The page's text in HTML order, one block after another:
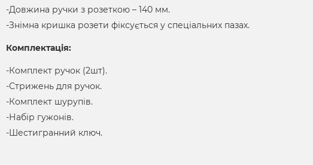
-Довжина ручки з розеткою – 140 мм.
-Знімна кришка розети фіксується у спеціальних пазах.
Комплектація:
-Комплект ручок (2шт).
-Стрижень для ручок.
-Комплект шурупів.
-Набір гужонів.
-Шестигранний ключ.